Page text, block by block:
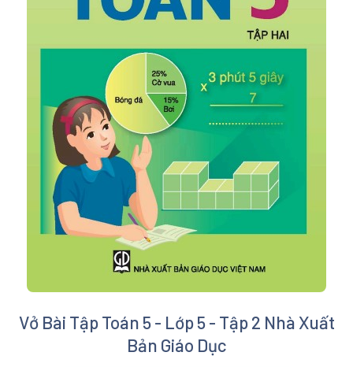
Vở Bài Tập Toán 5 - Lớp 5 - Tập 2 Nhà Xuất
Bản Giáo Dục